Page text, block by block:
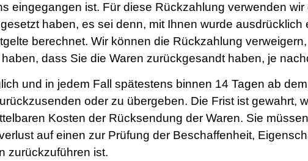
eingegangen ist. Für diese Rückzahlung verwenden
haben, es sei denn, mit Ihnen wurde
berechnet. Wir können die Rückzahlung
dass Sie die Waren zurückgesandt haben, je
und in jedem Fall spätestens binnen 14 Tagen ab
oder zu übergeben. Die Frist ist gewahrt,
Kosten der Rücksendung der Waren. Sie
auf einen zur Prüfung der Beschaffenheit,
zurückzuführen ist.